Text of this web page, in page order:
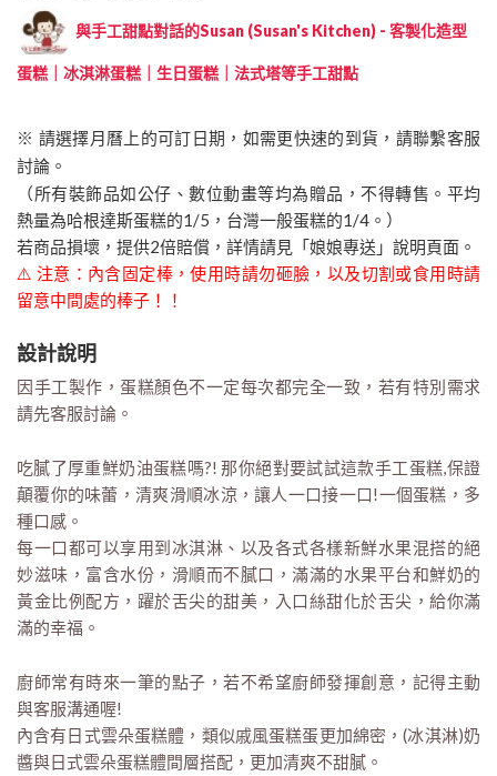
與手工甜點對話的Susan (Susan's Kitchen) - 客製化造型
蛋糕｜冰淇淋蛋糕｜生日蛋糕｜法式塔等手工甜點
※ 請選擇月曆上的可訂日期，如需更快速的到貨，請聯繫客服
討論。
（所有裝飾品如公仔、數位動畫等均為贈品，不得轉售。平均
熱量為哈根達斯蛋糕的1/5，台灣一般蛋糕的1/4。）
若商品損壞，提供2倍賠償，詳情請見「娘娘專送」說明頁面。
⚠️ 注意：內含固定棒，使用時請勿砸臉，以及切割或食用時請
留意中間處的棒子！！
設計說明
因手工製作，蛋糕顏色不一定每次都完全一致，若有特別需求
請先客服討論。
吃膩了厚重鮮奶油蛋糕嗎?! 那你絕對要試試這款手工蛋糕,保證
顛覆你的味蕾，清爽滑順冰涼，讓人一口接一口!一個蛋糕，多
種口感。
每一口都可以享用到冰淇淋、以及各式各樣新鮮水果混搭的絕
妙滋味，富含水份，滑順而不膩口，滿滿的水果平台和鮮奶的
黃金比例配方，躍於舌尖的甜美，入口絲甜化於舌尖，給你滿
滿的幸福。
廚師常有時來一筆的點子，若不希望廚師發揮創意，記得主動
與客服溝通喔!
內含有日式雲朵蛋糕體，類似戚風蛋糕蛋更加綿密，(冰淇淋)奶
醬與日式雲朵蛋糕體間層搭配，更加清爽不甜膩。